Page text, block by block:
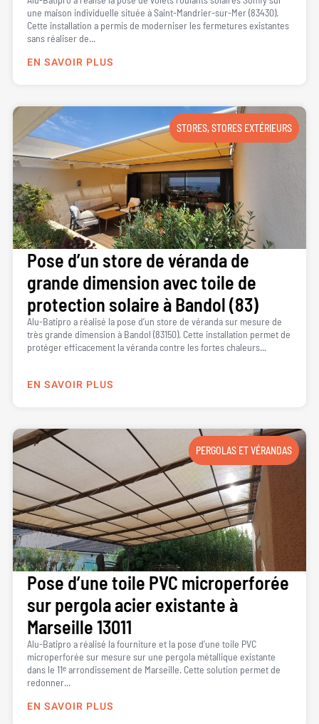
une maison individuelle située à Saint-Mandrier-sur-Mer (83430).
Cette installation a permis de moderniser les fermetures existantes
sans réaliser de...
EN SAVOIR PLUS
STORES,STORES EXTÉRIEURS
Pose d’un store de véranda de
grande dimension avec toile de
protection solaire à Bandol (83)
Alu-Batipro a réalisé la pose d’un store de véranda sur mesure de
très grande dimension à Bandol (83150). Cette installation permet de
protéger efficacement la véranda contre les fortes chaleurs...
EN SAVOIR PLUS
PERGOLAS ET VÉRANDAS
Pose d’une toile PVC microperforée
sur pergola acier existante à
Marseille 13011
Alu-Batipro a réalisé la fourniture et la pose d’une toile PVC
microperforée sur mesure sur une pergola métallique existante
dans le 11ᵉ arrondissement de Marseille. Cette solution permet de
redonner...
EN SAVOIR PLUS